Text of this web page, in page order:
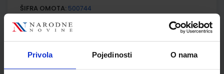
Privola Pojedinosti O nama
ŠIFRA OMOTA: 500744
Udžbenik
ISTRAŽUJEMO NAŠ SVIJET 2; udžbenik prirode i društva s
dodatnim digitalnim sadržajima u drugom razredu